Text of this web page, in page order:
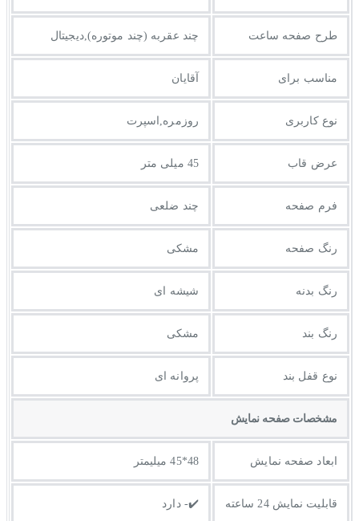
طرح صفحه ساعت چند عقربه (چند موتوره),دیجیتال
مناسب برای آقایان
نوع کاربری روزمره,اسپرت
عرض قاب 45 میلی متر
فرم صفحه چند ضلعی
رنگ صفحه مشکی
رنگ بدنه شیشه ای
رنگ بند مشکی
نوع قفل بند پروانه ای
مشخصات صفحه نمايش
ابعاد صفحه نمایش 48*45 میلیمتر
قابلیت نمایش 24 ساعته ✔️- دارد